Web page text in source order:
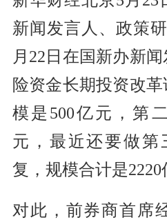
新闻发言人、政策
月22日在国新办新
险资金长期投资改
模是500亿元，第
元，最近还要做第
复，规模合计是2220
对此，前券商首席